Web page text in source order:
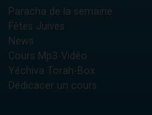
Paracha de la semaine
Fêtes Juives
News
Cours Mp3-Vidéo
Yéchiva Torah-Box
Dédicacer un cours